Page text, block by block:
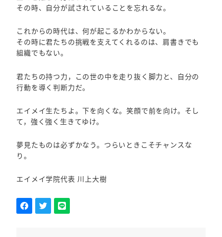
その時、自分が試されていることを忘れるな。
これからの時代は、何が起こるかわからない。
その時に君たちの挑戦を支えてくれるのは、肩書きでも
組織でもない。
君たちの持つ力，この世の中を走り抜く脚力と、自分の
行動を導く判断力だ。
エイメイ生たちよ。下を向くな。笑顔で前を向け。そし
て，強く強く生きてゆけ。
夢見たものは必ずかなう。つらいときこそチャンスな
り。
エイメイ学院代表 川上大樹